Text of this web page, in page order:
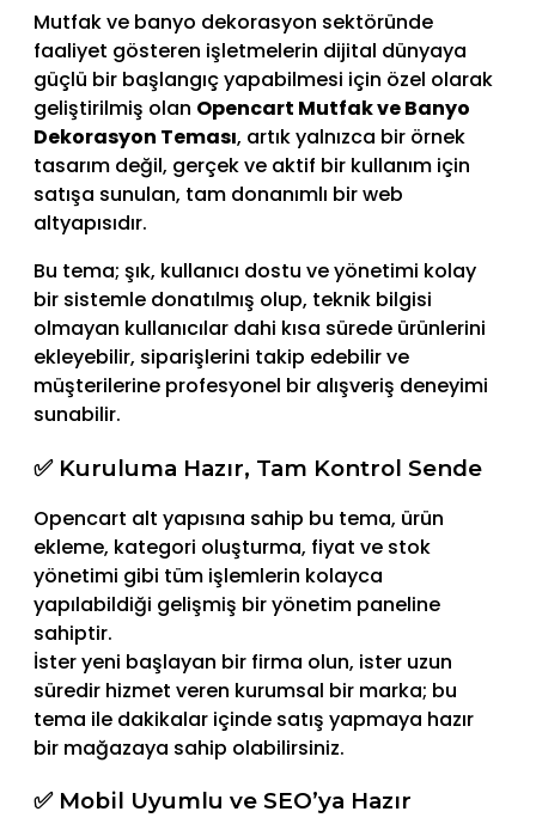
Mutfak ve banyo dekorasyon sektöründe
faaliyet gösteren işletmelerin dijital dünyaya
güçlü bir başlangıç yapabilmesi için özel olarak
geliştirilmiş olan Opencart Mutfak ve Banyo
Dekorasyon Teması, artık yalnızca bir örnek
tasarım değil, gerçek ve aktif bir kullanım için
satışa sunulan, tam donanımlı bir web
altyapısıdır.
Bu tema; şık, kullanıcı dostu ve yönetimi kolay
bir sistemle donatılmış olup, teknik bilgisi
olmayan kullanıcılar dahi kısa sürede ürünlerini
ekleyebilir, siparişlerini takip edebilir ve
müşterilerine profesyonel bir alışveriş deneyimi
sunabilir.
✅ Kuruluma Hazır, Tam Kontrol Sende
Opencart alt yapısına sahip bu tema, ürün
ekleme, kategori oluşturma, fiyat ve stok
yönetimi gibi tüm işlemlerin kolayca
yapılabildiği gelişmiş bir yönetim paneline
sahiptir.
İster yeni başlayan bir firma olun, ister uzun
süredir hizmet veren kurumsal bir marka; bu
tema ile dakikalar içinde satış yapmaya hazır
bir mağazaya sahip olabilirsiniz.
✅ Mobil Uyumlu ve SEO’ya Hazır